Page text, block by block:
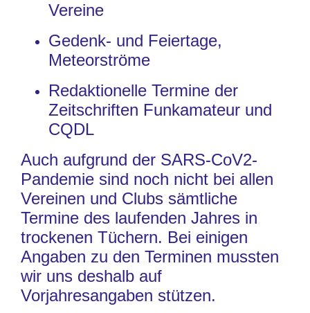
Vereine
Gedenk- und Feiertage,
Meteorströme
Redaktionelle Termine der
Zeitschriften Funkamateur und
CQDL
Auch aufgrund der SARS-CoV2-
Pandemie sind noch nicht bei allen
Vereinen und Clubs sämtliche
Termine des laufenden Jahres in
trockenen Tüchern. Bei einigen
Angaben zu den Terminen mussten
wir uns deshalb auf
Vorjahresangaben stützen.